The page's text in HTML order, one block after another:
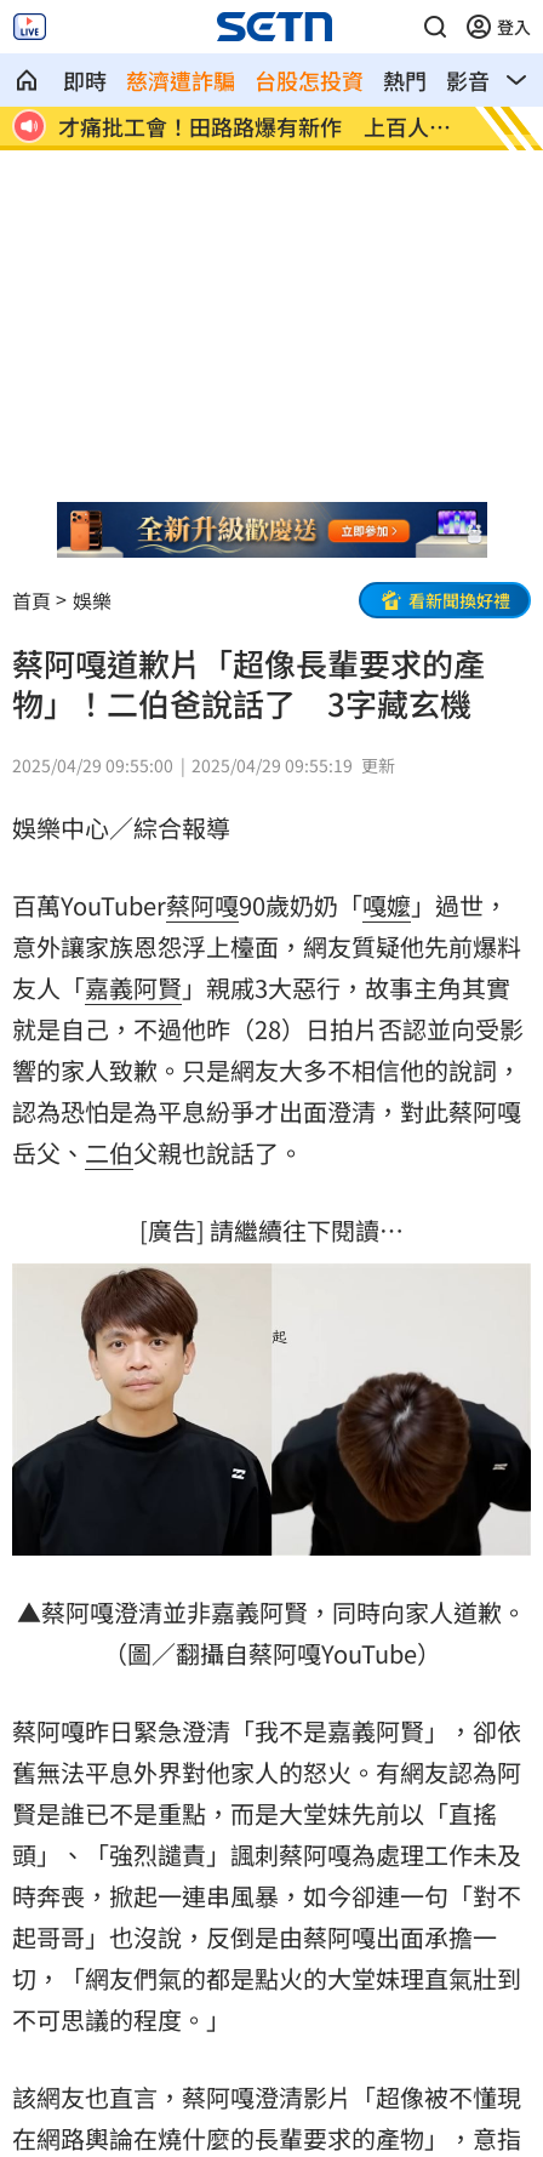
登入
即時 慈濟遭詐騙 台股怎投資 熱門 影音
熱
檢
才痛批工會！田路路爆有新作 上百人找
她
鬼月
首頁 娛樂 看新聞換好禮
蔡阿嘎道歉片「超像長輩要求的產
物」！二伯爸說話了 3字藏玄機
2025/04/29 09:55:00 2025/04/29 09:55:19 更新
娛樂中心／綜合報導
百萬YouTuber蔡阿嘎90歲奶奶「嘎嬤 」過世，
意外讓家族恩怨浮上檯面，網友質疑他先前爆料
友人「嘉義阿賢 」親戚3大惡行，故事主角其實
就是自己，不過他昨（28）日拍片否認並向受影
響的家人致歉。只是網友大多不相信他的說詞，
認為恐怕是為平息紛爭才出面澄清，對此蔡阿嘎
岳父 、 二伯父親也說話了。
[廣告] 請繼續往下閱讀…
▲蔡阿嘎澄清並非嘉義阿賢，同時向家人道歉。
（圖／翻攝自蔡阿嘎YouTube）
蔡阿嘎昨日緊急澄清「我不是嘉義阿賢」，卻依
舊無法平息外界對他家人的怒火。有網友認為阿
賢是誰已不是重點，而是大堂妹先前以「直搖
頭」、「強烈譴責」諷刺蔡阿嘎為處理工作未及
時奔喪，掀起一連串風暴，如今卻連一句「對不
起哥哥」也沒說，反倒是由蔡阿嘎出面承擔一
切，「網友們氣的都是點火的大堂妹理直氣壯到
不可思議的程度。」
該網友也直言，蔡阿嘎澄清影片「超像被不懂現
在網路輿論在燒什麼的長輩要求的產物」，意指